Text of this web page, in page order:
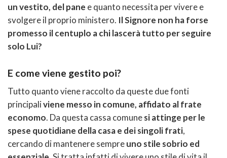
un vestito, del pane e quanto necessita per vivere e
svolgere il proprio ministero. Il Signore non ha forse
promesso il centuplo a chi lascerà tutto per seguire
solo Lui?
E come viene gestito poi?
Tutto quanto viene raccolto da queste due fonti
principaliviene messo in comune, affidato al frate
economo. Da questa cassa comunesi attinge per le
spese quotidiane della casa e dei singoli frati,
cercando di mantenere sempreuno stile sobrio ed